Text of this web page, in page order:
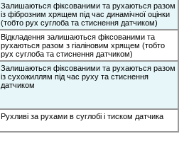
Залишаються фіксованими та рухаються разом
із фіброзним хрящем під час динамічної оцінки
(тобто рух суглоба та стиснення датчиком)
Відкладення залишаються фіксованими та
рухаються разом з гіаліновим хрящем (тобто
рух суглоба та стиснення датчиком)
Залишаються фіксованими та рухаються разом
із сухожиллям під час руху та стиснення
датчиком
Рухливі за рухами в суглобі і тиском датчика